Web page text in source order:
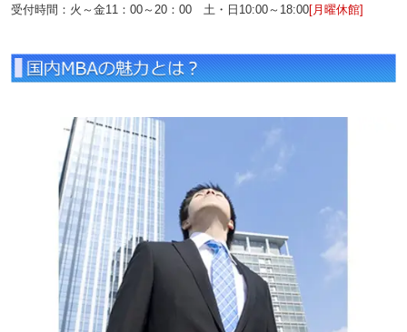
受付時間：火～金11：00～20：00 土・日10:00～18:00[月曜休館]